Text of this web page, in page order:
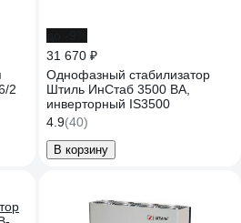
2
31 670 ₽
Однофазный стабилизатор
Штиль ИнСтаб 3500 ВА,
инверторный IS3500
4.9(40)
В корзину